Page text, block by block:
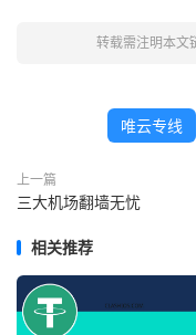
转载需注明本文
唯云专线
上一篇
三大机场翻墙无忧
相关推荐